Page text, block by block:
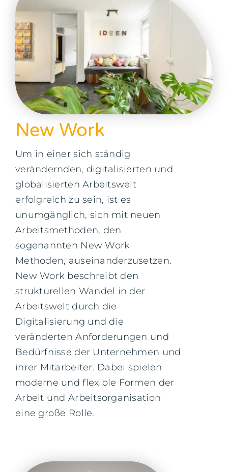
Kontakt
New Work
Um in einer sich ständig
verändernden, digitalisierten und
globalisierten Arbeitswelt
erfolgreich zu sein, ist es
unumgänglich, sich mit neuen
Arbeitsmethoden, den
sogenannten New Work
Methoden, auseinanderzusetzen.
New Work beschreibt den
strukturellen Wandel in der
Arbeitswelt durch die
Digitalisierung und die
veränderten Anforderungen und
Bedürfnisse der Unternehmen und
ihrer Mitarbeiter. Dabei spielen
moderne und flexible Formen der
Arbeit und Arbeitsorganisation
eine große Rolle.